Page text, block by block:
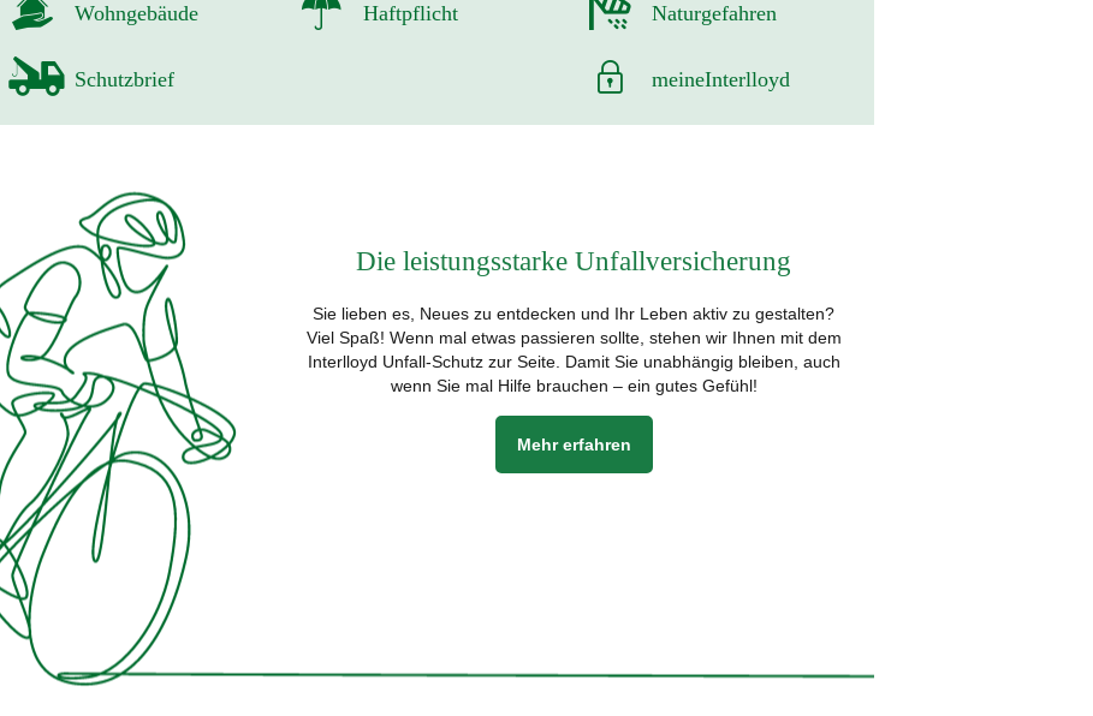
Wohngebäude
Schutzbrief
Haftpflicht Naturgefahren
meineInterlloyd
Die leistungsstarke Unfallversicherung
Sie lieben es, Neues zu entdecken und Ihr Leben aktiv zu gestalten?
Viel Spaß! Wenn mal etwas passieren sollte, stehen wir Ihnen mit dem
Interlloyd Unfall-Schutz zur Seite. Damit Sie unabhängig bleiben, auch
wenn Sie mal Hilfe brauchen – ein gutes Gefühl!
Mehr erfahren